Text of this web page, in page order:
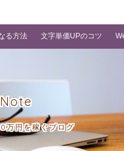
る方法 文字単価UPのコツ
万円を稼ぐブログ